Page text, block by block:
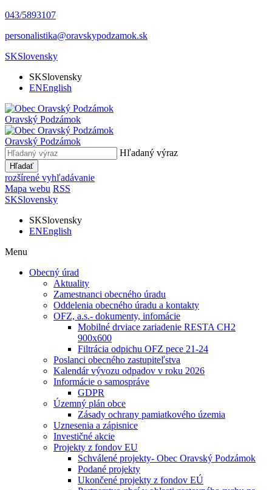
043/5893107
personalistika@oravskypodzamok.sk
SKSlovensky
SKSlovensky
ENEnglish
Oravský Podzámok
Oravský Podzámok
Hľadaný výraz
Hľadať
rozšírené vyhľadávanie
Mapa webu RSS
SKSlovensky
SKSlovensky
ENEnglish
Menu
Obecný úrad
Aktuality
Zamestnanci obecného úradu
Oddelenia obecného úradu a kontakty
OFZ, a.s.- dokumenty, infomácie
Mobilné drviace zariadenie RESTA CH2
900x600
Filtrácia odpichu OFZ pece 21-24
Poslanci obecného zastupiteľstva
Kalendár vývozu odpadov v roku 2026
Informácie o samospráve
GDPR
Územný plán obce
Zásady ochrany pamiatkového územia
Uznesenia a zápisnice
Investičné akcie
Projekty z fondov EU
Schválené projekty- Obec Oravský Podzámok
Podané projekty
Ukončené projekty z fondov EÚ